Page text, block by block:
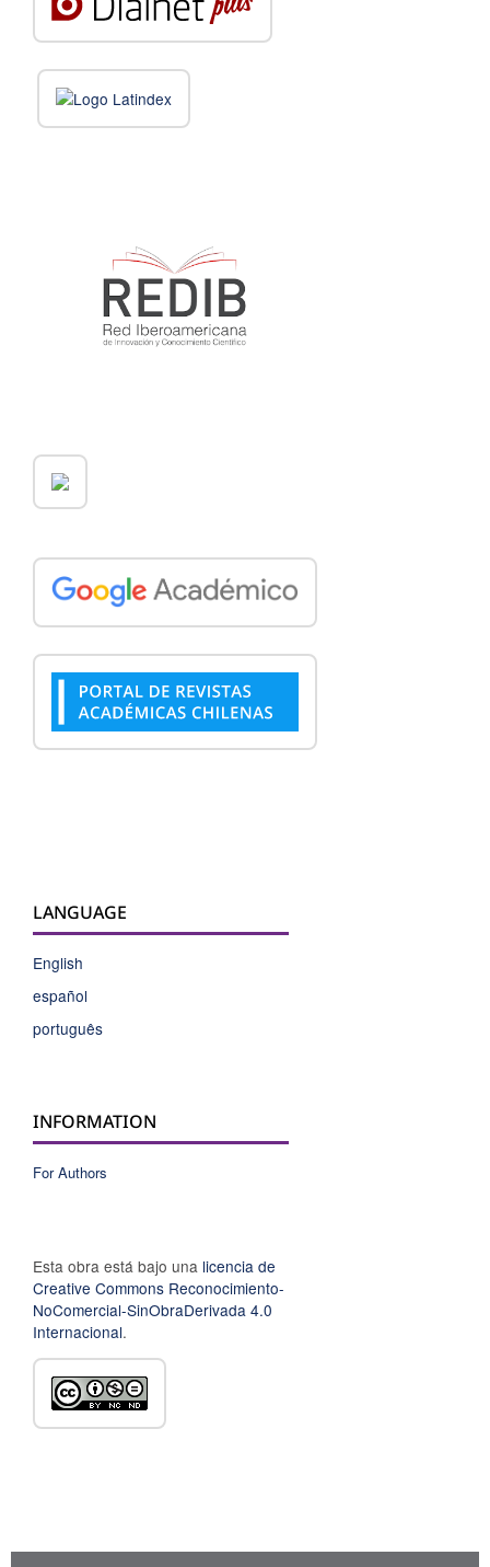
LANGUAGE
English
español
português
INFORMATION
For Authors
Esta obra está bajo una licencia de
Creative Commons Reconocimiento-
NoComercial-SinObraDerivada 4.0
Internacional.